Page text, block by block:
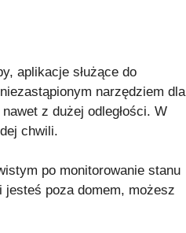
aplikacje służące do
narzędziem dla
z dużej odległości. W
chwili.
po monitorowanie stanu
poza domem, możesz